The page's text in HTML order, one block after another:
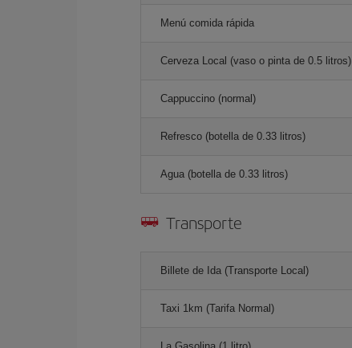
Menú comida rápida
Cerveza Local (vaso o pinta de 0.5 litros)
Cappuccino (normal)
Refresco (botella de 0.33 litros)
Agua (botella de 0.33 litros)
Transporte
Billete de Ida (Transporte Local)
Taxi 1km (Tarifa Normal)